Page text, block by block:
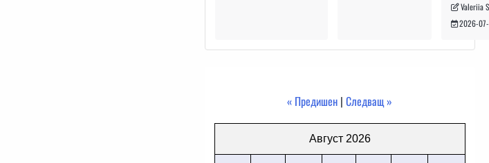
Valeriia
2026-
« Предишен |Следващ »
Август 2026